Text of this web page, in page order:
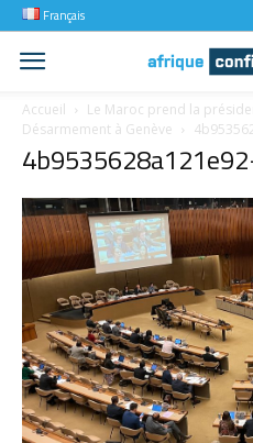
Français
Accueil
Le Maroc prend la
Désarmement à Genève